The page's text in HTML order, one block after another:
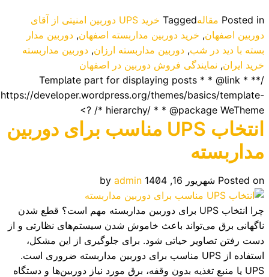
Posted in مقالهTagged
خرید UPS دوربین امنیتی از آقای
دوربین اصفهان, خرید دوربین مداربسته اصفهان, دوربین مدار
بسته با دید در شب, دوربین مداربسته ارزان, دوربین مداربسته
خرید ایران, نمایندگی فروش دوربین در اصفهان
/** * Template part for displaying posts * * @link
https://developer.wordpress.org/themes/basics/template-
hierarchy/ * * @package WeTheme */ ?>
انتخاب UPS مناسب برای دوربین
مداربسته
Posted on شهریور 16, 1404 by admin
چرا انتخاب UPS برای دوربین مداربسته مهم است؟ قطع شدن
ناگهانی برق می‌تواند باعث خاموش شدن سیستم‌های نظارتی و از
دست رفتن تصاویر حیاتی شود. برای جلوگیری از این مشکل،
استفاده از UPS مناسب برای دوربین مداربسته ضروری است.
UPS یا منبع تغذیه بدون وقفه، برق مورد نیاز دوربین‌ها و دستگاه